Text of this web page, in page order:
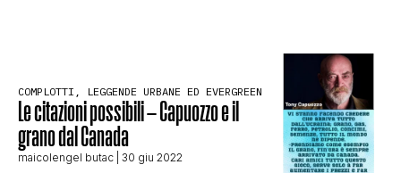
SCIENZA E TECNOLOGIA
SALUTE E MEDICINA
COMPLOTTI, LEGGENDE URBANE ED EVERGREEN
Le citazioni possibili – Capuozzo e il
grano dal Canada
maicolengel butac | 30 giu 2022